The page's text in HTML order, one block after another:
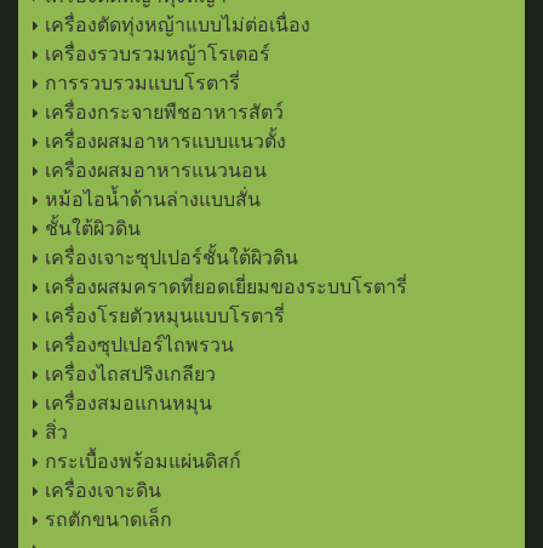
เครื่องตัดทุ่งหญ้าแบบไม่ต่อเนื่อง
เครื่องรวบรวมหญ้าโรเตอร์
การรวบรวมแบบโรตารี่
เครื่องกระจายพืชอาหารสัตว์
เครื่องผสมอาหารแบบแนวตั้ง
เครื่องผสมอาหารแนวนอน
หม้อไอน้ำด้านล่างแบบสั่น
ชั้นใต้ผิวดิน
เครื่องเจาะซุปเปอร์ชั้นใต้ผิวดิน
เครื่องผสมคราดที่ยอดเยี่ยมของระบบโรตารี่
เครื่องโรยตัวหมุนแบบโรตารี่
เครื่องซุปเปอร์ไถพรวน
เครื่องไถสปริงเกลียว
เครื่องสมอแกนหมุน
สิ่ว
กระเบื้องพร้อมแผ่นดิสก์
เครื่องเจาะดิน
รถตักขนาดเล็ก